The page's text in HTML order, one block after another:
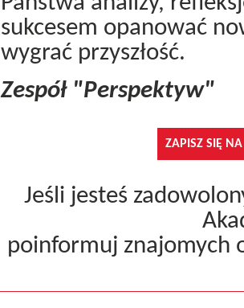
sukcesem opanować
wygrać przyszłość.
Zespół "Perspektyw"
ZAPISZ SIĘ
Jeśli jesteś
poinformuj znajomych